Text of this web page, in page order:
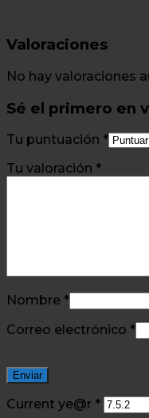
Valoraciones
No hay valoraciones
Sé el primero en
Tu puntuación *
Tu valoración *
Nombre *
Correo electrónico *
Current ye@r *